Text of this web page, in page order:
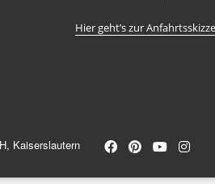
Hier geht’s zur Anfahrtsskizze
Kaiserslautern